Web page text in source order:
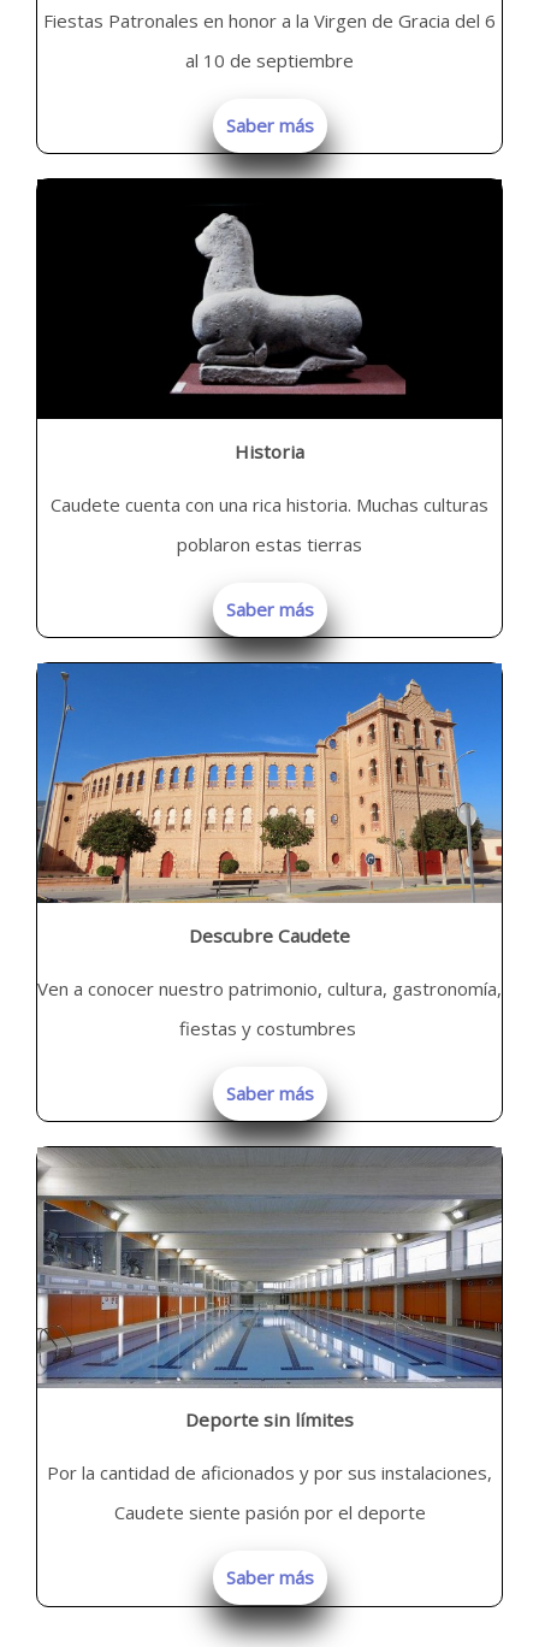
Fiestas Patronales en honor a la Virgen de Gracia del 6
al 10 de septiembre
Saber más
Historia
Caudete cuenta con una rica historia. Muchas culturas
poblaron estas tierras
Saber más
Descubre Caudete
Ven a conocer nuestro patrimonio, cultura, gastronomía,
fiestas y costumbres
Saber más
Deporte sin límites
Por la cantidad de aficionados y por sus instalaciones,
Caudete siente pasión por el deporte
Saber más